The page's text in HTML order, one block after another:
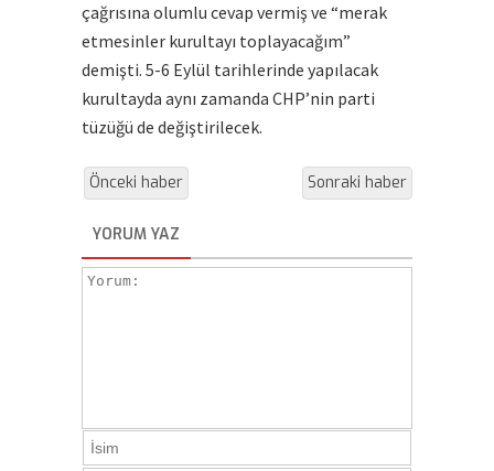
çağrısına olumlu cevap vermiş ve “merak
etmesinler kurultayı toplayacağım”
demişti. 5-6 Eylül tarihlerinde yapılacak
kurultayda aynı zamanda CHP’nin parti
tüzüğü de değiştirilecek.
Önceki haber Sonraki haber
YORUM YAZ